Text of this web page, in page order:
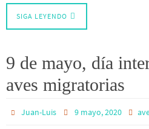
SIGA LEYENDO
9 de mayo, día
aves migratorias
Juan-Luis 9 mayo, 2020